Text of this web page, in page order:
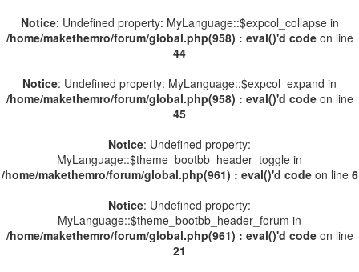
Notice: Undefined property: MyLanguage::$expcol_collapse in
/home/makethemro/forum/global.php(958) : eval()'d codeon line
44
Notice: Undefined property: MyLanguage::$expcol_expand in
/home/makethemro/forum/global.php(958) : eval()'d codeon line
45
Notice: Undefined property:
MyLanguage::$theme_bootbb_header_toggle in
/home/makethemro/forum/global.php(961) : eval()'d codeon line 6
Notice: Undefined property:
MyLanguage::$theme_bootbb_header_forum in
/home/makethemro/forum/global.php(961) : eval()'d codeon line
21